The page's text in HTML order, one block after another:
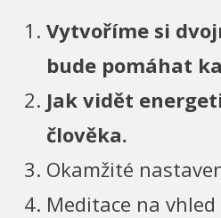
Vytvoříme si
bude pomáhat
Jak vidět
člověka.
Okamžité
Meditace na